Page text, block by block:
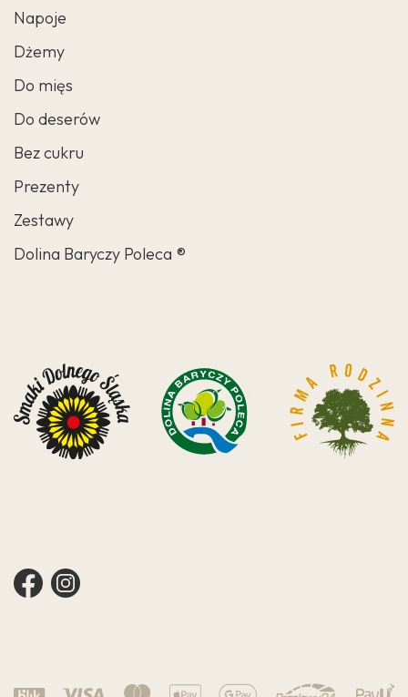
Napoje
Dżemy
Do mięs
Do deserów
Bez cukru
Prezenty
Zestawy
Dolina Baryczy Poleca ®